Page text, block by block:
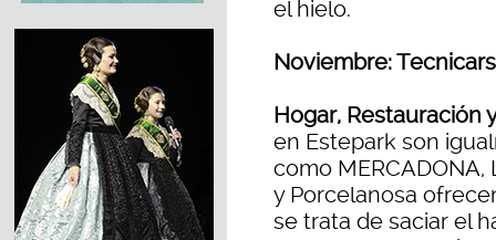
el hielo.
Noviembre:
Hogar, Restauración
en Estepark son
como MERCADONA,
y Porcelanosa
se trata de saciar el